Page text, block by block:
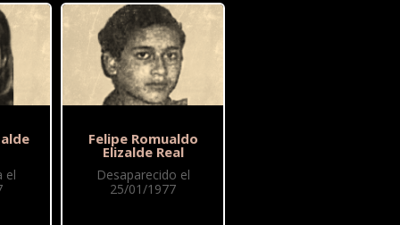
el
Felipe Romualdo
Elizalde Real
Desaparecido el
25/01/1977